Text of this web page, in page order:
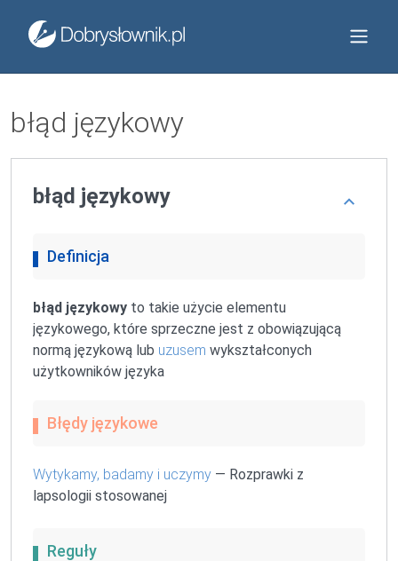
błąd językowy
błąd językowy
Definicja
błąd językowy to takie użycie elementu
językowego, które sprzeczne jest z obowiązującą
normą językową lub uzusem wykształconych
użytkowników języka
Błędy językowe
Wytykamy, badamy i uczymy — Rozprawki z
lapsologii stosowanej
Reguły